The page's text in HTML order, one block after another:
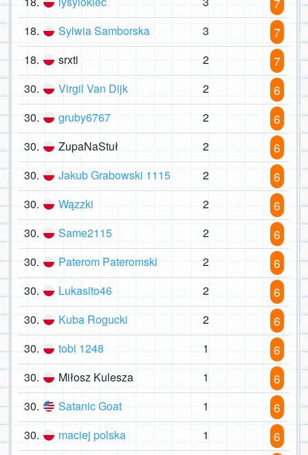
18. Sylwia Samborska 3 7
18. srxti 2 7
30. Virgil Van Dijk 2 6
30. gruby6767 2 6
30. ZupaNaStuł 2 6
30. Jakub Grabowski 1115 2 6
30. Wązzki 2 6
30. Same2115 2 6
30. Paterom Pateromski 2 6
30. Lukasito46 2 6
30. Kuba Rogucki 2 6
30. tobi 1248 1 6
30. Miłosz Kulesza 1 6
30. Satanic Goat 1 6
30. maciej polska 1 6